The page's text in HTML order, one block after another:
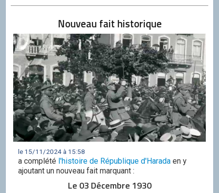
Nouveau fait historique
le 15/11/2024 à 15:58
a complété l'histoire de République d'Harada en y
ajoutant un nouveau fait marquant :
Le 03 Décembre 1930